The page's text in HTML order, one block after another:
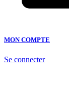
MON COMPTE
Se connecter